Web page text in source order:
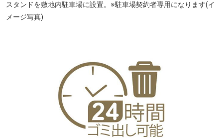
スタンドを敷地内駐車場に設置。※駐車場契約者専用になります(イ
メージ写真)